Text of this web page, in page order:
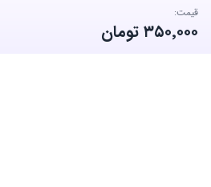
قیمت:
۳۵۰٬۰۰۰تومان